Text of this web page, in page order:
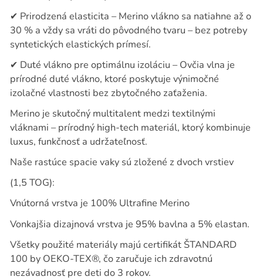
✔ Prirodzená elasticita – Merino vlákno sa natiahne až o
30 % a vždy sa vráti do pôvodného tvaru – bez potreby
syntetických elastických prímesí.
✔ Duté vlákno pre optimálnu izoláciu – Ovčia vlna je
prírodné duté vlákno, ktoré poskytuje výnimočné
izolačné vlastnosti bez zbytočného zaťaženia.
Merino je skutočný multitalent medzi textilnými
vláknami – prírodný high-tech materiál, ktorý kombinuje
luxus, funkčnosť a udržateľnosť.
Naše rastúce spacie vaky sú zložené z dvoch vrstiev
(1,5 TOG):
Vnútorná vrstva je 100% Ultrafine Merino
Vonkajšia dizajnová vrstva je 95% bavlna a 5% elastan.
Všetky použité materiály majú certifikát ŠTANDARD
100 by OEKO-TEX®, čo zaručuje ich zdravotnú
nezávadnosť pre deti do 3 rokov.